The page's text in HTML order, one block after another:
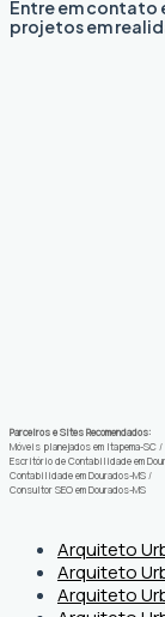
Entre em contato
projetos em
Parceiros e Sites Recomendados:
Móveis planejados em Itapema-SC /
Escritório de Contabilidade em
Contabilidade em Dourados-MS /
Consultor SEO em Dourados-MS
Arquiteto
Arquiteto
Arquiteto